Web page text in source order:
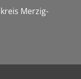
Merzig-